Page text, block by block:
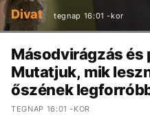
Divat tegnap 16:01 -kor
Másodvirágzás és
Mutatjuk, mik
őszének
TEGNAP 16:01 -KOR